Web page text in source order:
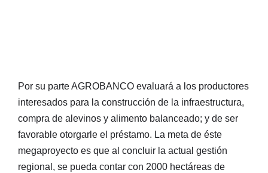
Por su parte AGROBANCO evaluará a los productores
interesados para la construcción de la infraestructura,
compra de alevinos y alimento balanceado; y de ser
favorable otorgarle el préstamo. La meta de éste
megaproyecto es que al concluir la actual gestión
regional, se pueda contar con 2000 hectáreas de